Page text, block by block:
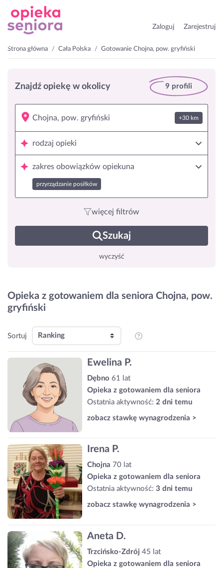
Zaloguj Zarejestruj
Strona główna Cała Polska Gotowanie Chojna, pow. gryfiński
Znajdź opiekę w okolicy 9 profili
+30 km
rodzaj opieki
zakres obowiązków opiekuna
przyrządzanie posiłków
więcej filtrów
Szukaj
wyczyść
Opieka z gotowaniem dla seniora Chojna, pow.
gryfiński
Sortuj
Ewelina P.
Dębno 61 lat
Opieka z gotowaniem dla seniora
Ostatnia aktywność: 2 dni temu
zobacz stawkę wynagrodzenia >
Irena P.
Chojna 70 lat
Opieka z gotowaniem dla seniora
Ostatnia aktywność: 3 dni temu
zobacz stawkę wynagrodzenia >
Aneta D.
Trzcińsko-Zdrój 45 lat
Opieka z gotowaniem dla seniora